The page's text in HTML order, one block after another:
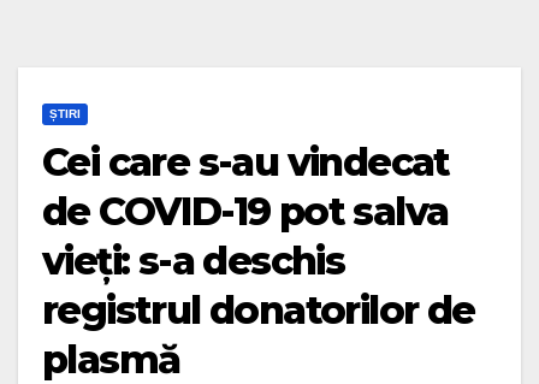
ȘTIRI
Cei care s-au vindecat
de COVID-19 pot salva
vieți: s-a deschis
registrul donatorilor de
plasmă